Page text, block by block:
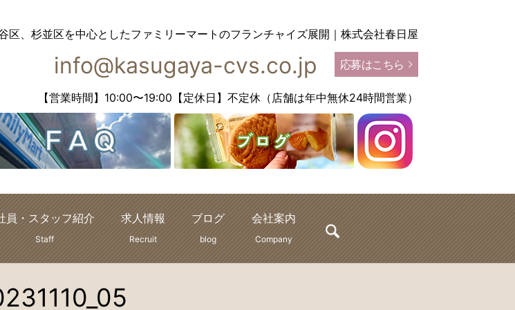
区、杉並区を中心としたファミリーマートのフランチャイズ展開｜株式会社春日屋
info@kasugaya-cvs.co.jp 応募はこちら
【営業時間】10:00〜19:00【定休日】不定休（店舗は年中無休24時間営業）
員・スタッフ紹介
Staff
求人情報
Recruit
ブログ
blog
会社案内
Company search